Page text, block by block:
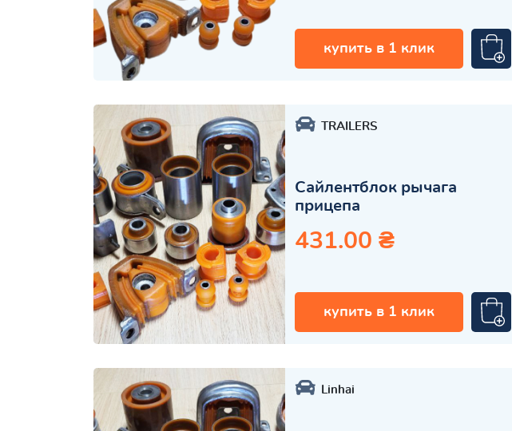
купить в 1 клик
TRAILERS
Сайлентблок рычага
прицепа
431.00 ₴
купить в 1 клик
Linhai